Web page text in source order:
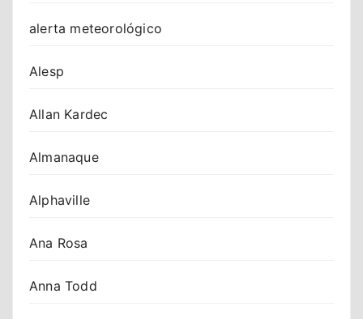
alerta meteorológico
Alesp
Allan Kardec
Almanaque
Alphaville
Ana Rosa
Anna Todd